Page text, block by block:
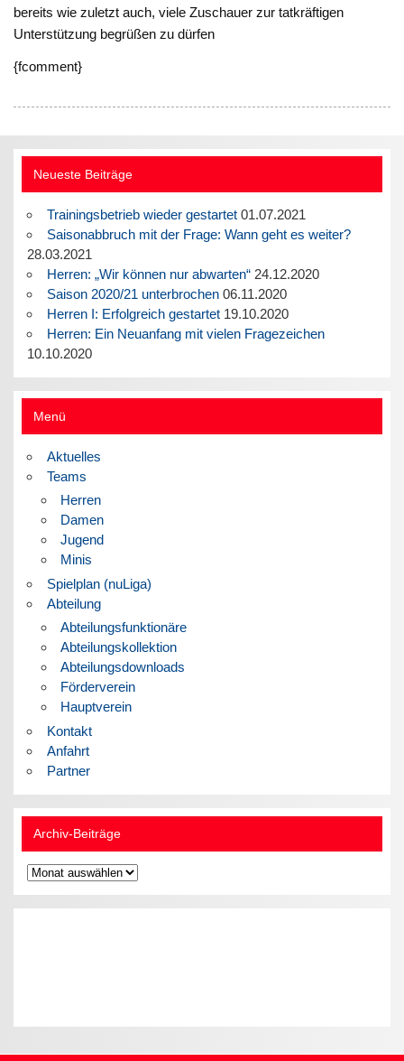
bereits wie zuletzt auch, viele Zuschauer zur tatkräftigen
Unterstützung begrüßen zu dürfen
{fcomment}
Neueste Beiträge
Trainingsbetrieb wieder gestartet 01.07.2021
Saisonabbruch mit der Frage: Wann geht es weiter?
28.03.2021
Herren: „Wir können nur abwarten“ 24.12.2020
Saison 2020/21 unterbrochen 06.11.2020
Herren I: Erfolgreich gestartet 19.10.2020
Herren: Ein Neuanfang mit vielen Fragezeichen
10.10.2020
Menü
Aktuelles
Teams
Herren
Damen
Jugend
Minis
Spielplan (nuLiga)
Abteilung
Abteilungsfunktionäre
Abteilungskollektion
Abteilungsdownloads
Förderverein
Hauptverein
Kontakt
Anfahrt
Partner
Archiv-Beiträge
Archiv-
Beiträge